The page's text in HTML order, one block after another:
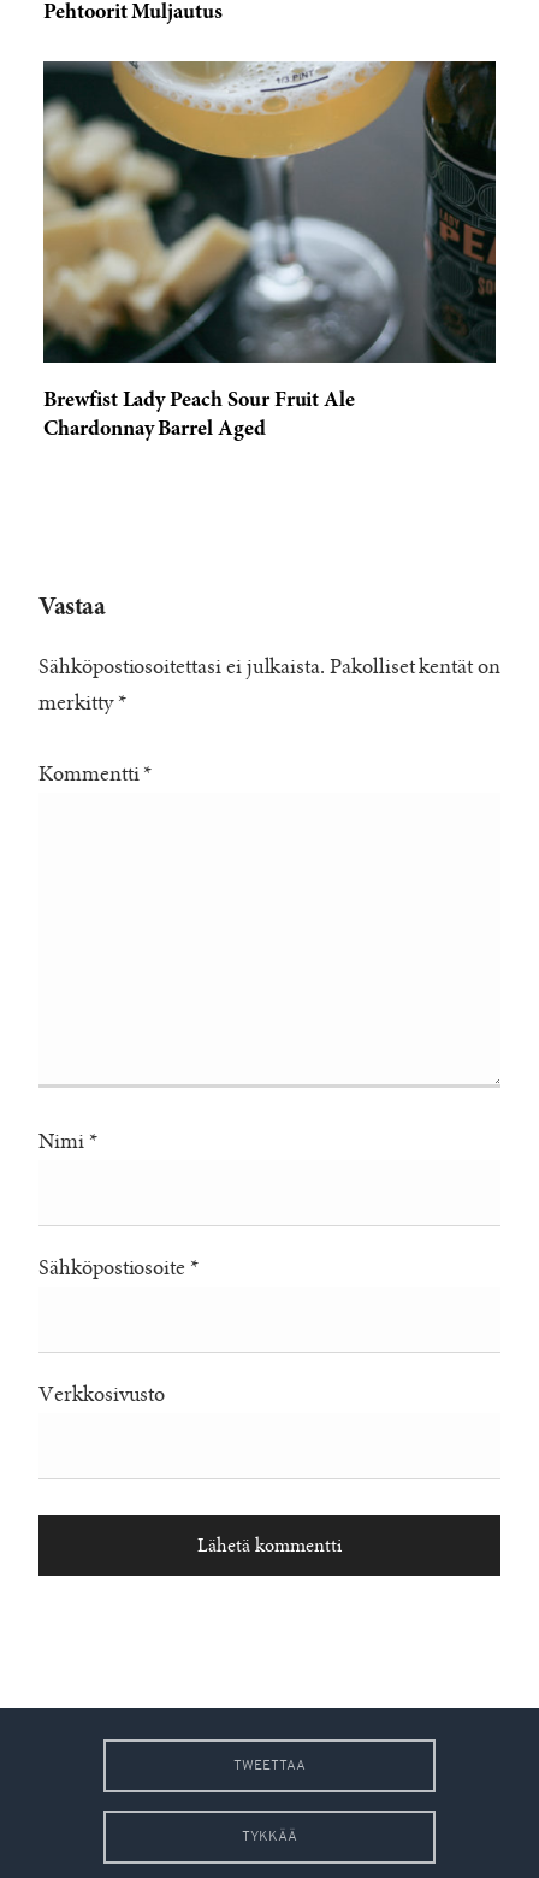
Pehtoorit Muljautus
Brewfist Lady Peach Sour Fruit Ale
Chardonnay Barrel Aged
Vastaa
Sähköpostiosoitettasi ei julkaista. Pakolliset kentät on
merkitty *
Kommentti *
Nimi *
Sähköpostiosoite *
Verkkosivusto
TWEETTAA
TYKKÄÄ